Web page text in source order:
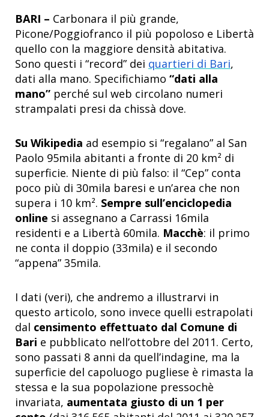
BARI – Carbonara il più grande,
Picone/Poggiofranco il più popoloso e Libertà
quello con la maggiore densità abitativa.
Sono questi i “record” dei quartieri di Bari,
dati alla mano. Specifichiamo “dati alla
mano” perché sul web circolano numeri
strampalati presi da chissà dove.
Su Wikipedia ad esempio si “regalano” al San
Paolo 95mila abitanti a fronte di 20 km² di
superficie. Niente di più falso: il “Cep” conta
poco più di 30mila baresi e un’area che non
supera i 10 km². Sempre sull’enciclopedia
online si assegnano a Carrassi 16mila
residenti e a Libertà 60mila. Macchè: il primo
ne conta il doppio (33mila) e il secondo
“appena” 35mila.
I dati (veri), che andremo a illustrarvi in
questo articolo, sono invece quelli estrapolati
dal censimento effettuato dal Comune di
Bari e pubblicato nell’ottobre del 2011. Certo,
sono passati 8 anni da quell’indagine, ma la
superficie del capoluogo pugliese è rimasta la
stessa e la sua popolazione pressochè
invariata, aumentata giusto di un 1 per